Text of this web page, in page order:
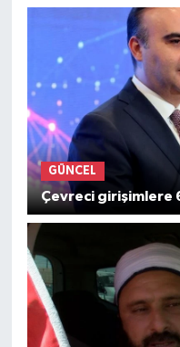
GÜNCEL
Çevreci girişimlere